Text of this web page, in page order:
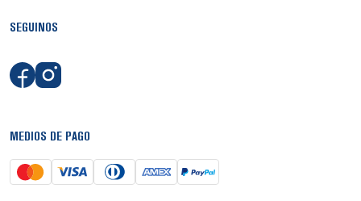
SEGUINOS
MEDIOS DE PAGO